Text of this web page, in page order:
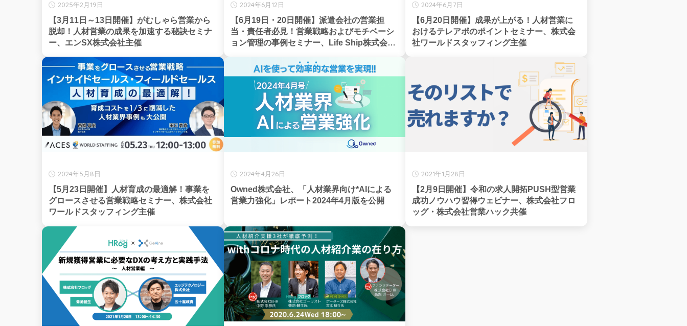
2025年2月19日
【3月11日～13日開催】がむしゃら営業から
脱却！人材営業の成果を加速する秘訣セミナ
ー、エンSX株式会社主催
2024年6月12日
【6月19日・20日開催】派遣会社の営業担
当・責任者必見！営業戦略およびモチベーシ
ョン管理の事例セミナー、Life Ship株式会社
2024年6月7日
【6月20日開催】成果が上がる！人材営業に
おけるテレアポのポイントセミナー、株式会
社ワールドスタッフィング主催
2024年5月8日
【5月23日開催】人材育成の最適解！事業を
グロースさせる営業戦略セミナー、株式会社
ワールドスタッフィング主催
2024年4月26日
Owned株式会社、「人材業界向け*AIによる
営業力強化」レポート2024年4月版を公開
2021年1月28日
【2月9日開催】令和の求人開拓PUSH型営業
成功ノウハウ習得ウェビナー、株式会社フロ
ッグ・株式会社営業ハック共催